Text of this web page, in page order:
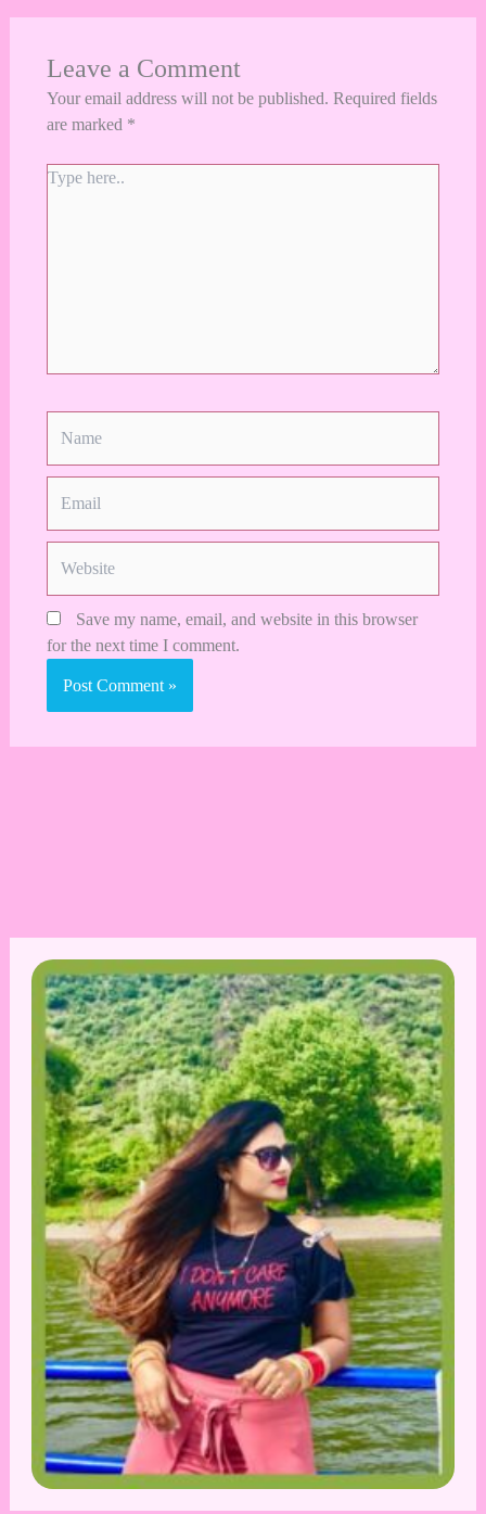
Leave a Comment
Your email address will not be published. Required fields
are marked *
Type
Save my name, email, and website in this browser
for the next time I comment.